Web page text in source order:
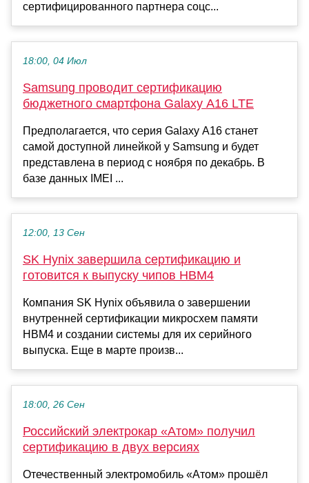
сертифицированного партнера соцс...
18:00, 04 Июл
Samsung проводит сертификацию
бюджетного смартфона Galaxy A16 LTE
Предполагается, что серия Galaxy A16 станет
самой доступной линейкой у Samsung и будет
представлена в период с ноября по декабрь. В
базе данных IMEI ...
12:00, 13 Сен
SK Hynix завершила сертификацию и
готовится к выпуску чипов HBM4
Компания SK Hynix объявила о завершении
внутренней сертификации микросхем памяти
HBM4 и создании системы для их серийного
выпуска. Еще в марте произв...
18:00, 26 Сен
Российский электрокар «Атом» получил
сертификацию в двух версиях
Отечественный электромобиль «Атом» прошёл